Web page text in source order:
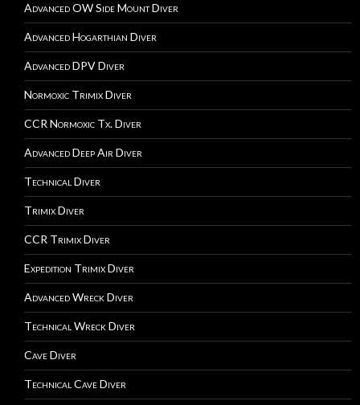
Advanced OW Side Mount Diver
Advanced Hogarthian Diver
Advanced DPV Diver
Normoxic Trimix Diver
CCR Normoxic Tx. Diver
Advanced Deep Air Diver
Technical Diver
Trimix Diver
CCR Trimix Diver
Expedition Trimix Diver
Advanced Wreck Diver
Technical Wreck Diver
Cave Diver
Technical Cave Diver